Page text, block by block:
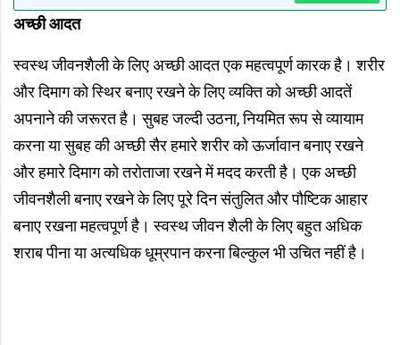
अच्छी आदत
स्वस्थ जीवनशैली के लिए अच्छी आदत एक महत्वपूर्ण कारक है। शरीर
और दिमाग को स्थिर बनाए रखने के लिए व्यक्ति को अच्छी आदतें
अपनाने की जरूरत है। सुबह जल्दी उठना, नियमित रूप से व्यायाम
करना या सुबह की अच्छी सैर हमारे शरीर को ऊर्जावान बनाए रखने
और हमारे दिमाग को तरोताजा रखने में मदद करती है। एक अच्छी
जीवनशैली बनाए रखने के लिए पूरे दिन संतुलित और पौष्टिक आहार
बनाए रखना महत्वपूर्ण है। स्वस्थ जीवन शैली के लिए बहुत अधिक
शराब पीना या अत्यधिक धूम्रपान करना बिल्कुल भी उचित नहीं है।